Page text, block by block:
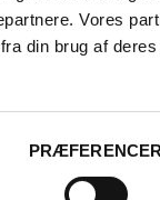
Vores
din brug af
PRÆFERENCER